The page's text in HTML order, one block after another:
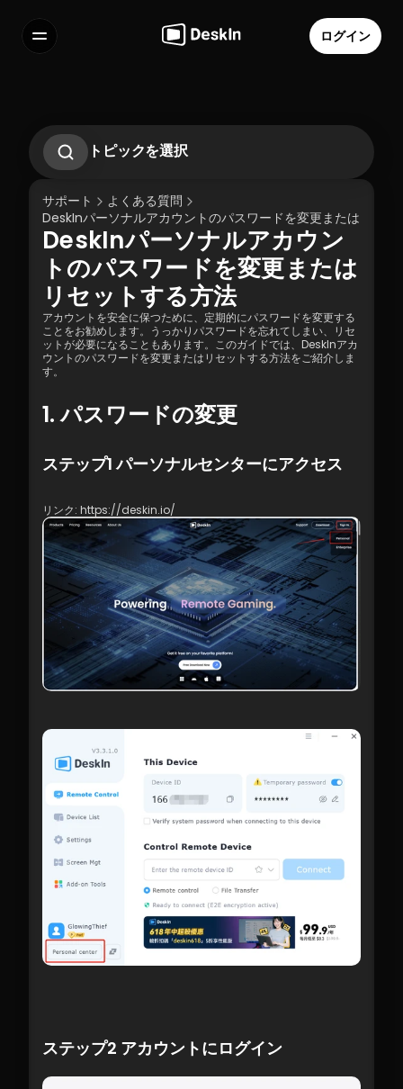
利用規約
個人情報の取り扱いについて
ログイン
トピックを選択
変更またはリセットする方法
プライバシースクリーンの使い方
新しいデバイスでログインする際に確認メー
ルを受け取れなかった場合の対処法は？
サポート
よくある質問
DeskInパーソナルアカウントのパスワードを変更またはリセッ
DeskInパーソナルアカウン
トのパスワードを変更または
リセットする方法
アカウントを安全に保つために、定期的にパスワードを変更する
ことをお勧めします。うっかりパスワードを忘れてしまい、リセ
ットが必要になることもあります。このガイドでは、DeskInアカ
ウントのパスワードを変更またはリセットする方法をご紹介しま
す。
1. パスワードの変更
ステップ1 パーソナルセンターにアクセス
リンク: https://deskin.io/
ステップ2 アカウントにログイン